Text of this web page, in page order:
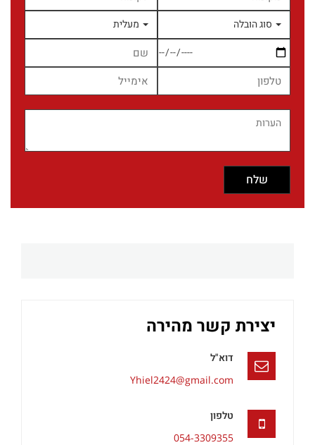
סוג הובלה מעלית
יצירת קשר מהירה
דוא"ל
Yhiel2424@gmail.com
טלפון
054-3309355